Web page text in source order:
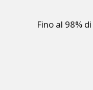
Fino al 98% di